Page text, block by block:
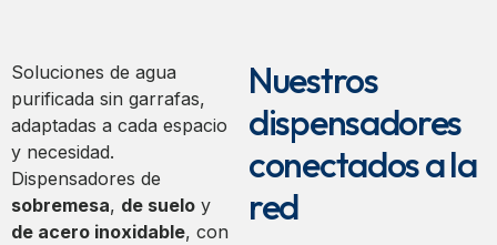
Soluciones de agua
purificada sin garrafas,
adaptadas a cada espacio
y necesidad.
Dispensadores de
sobremesa, de suelo y
de acero inoxidable, con
Nuestros
dispensadores
conectados a la
red